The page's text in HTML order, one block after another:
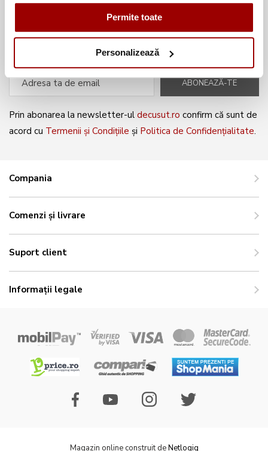
Permite toate
Personalizează
Abonează-te la newsletter și fii
mereu la curent cu noile produse și
oferte speciale!
ABONEAZĂ-TE
Prin abonarea la newsletter-ul decusut.ro confirm că sunt de
acord cu Termenii și Condițiile și Politica de Confidențialitate.
Compania
Comenzi și livrare
Suport client
Informații legale
Magazin online construit deNetlogiq